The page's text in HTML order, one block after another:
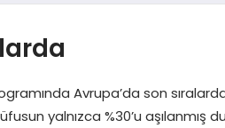
Avrupa’da son
yalnızca %30’u aşılanmış